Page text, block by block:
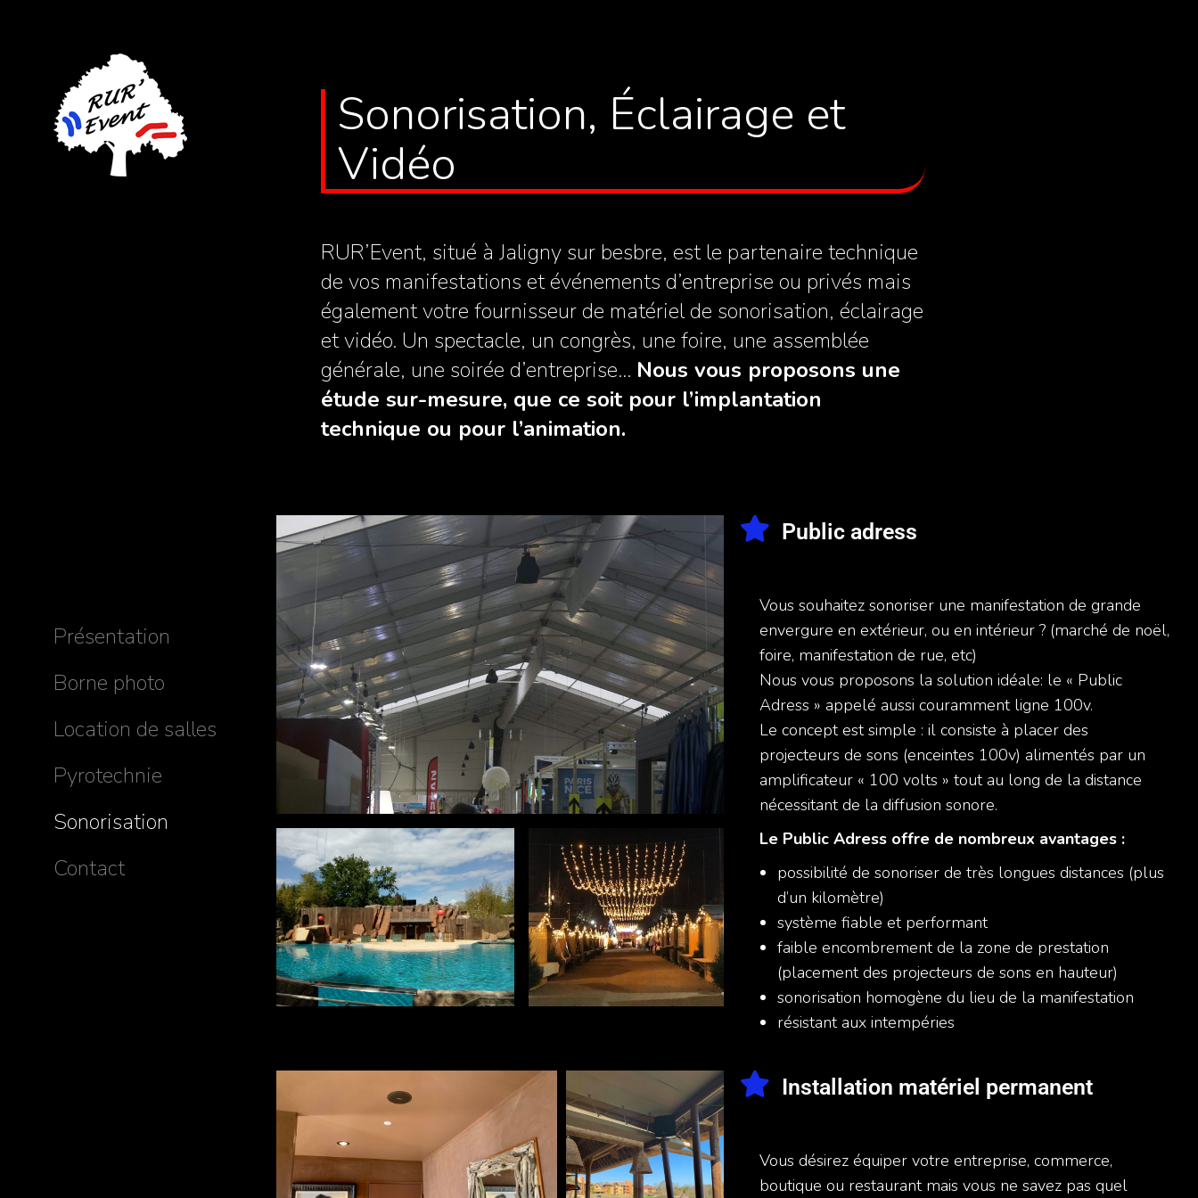
Présentation
Borne photo
Location de salles
Pyrotechnie
Sonorisation
Contact
Sonorisation, Éclairage et
Vidéo​
RUR’Event, situé à Jaligny sur besbre, est le partenaire technique
de vos manifestations et événements d’entreprise ou privés mais
également votre fournisseur de matériel de sonorisation, éclairage
et vidéo. Un spectacle, un congrès, une foire, une assemblée
générale, une soirée d’entreprise… Nous vous proposons une
étude sur-mesure, que ce soit pour l’implantation
technique ou pour l’animation.
Public adress
Vous souhaitez sonoriser une manifestation de grande
envergure en extérieur, ou en intérieur ? (marché de noël,
foire, manifestation de rue, etc)
Nous vous proposons la solution idéale: le « Public
Adress » appelé aussi couramment ligne 100v.
Le concept est simple : il consiste à placer des
projecteurs de sons (enceintes 100v) alimentés par un
amplificateur « 100 volts » tout au long de la distance
nécessitant de la diffusion sonore.
Le Public Adress offre de nombreux avantages :
possibilité de sonoriser de très longues distances (plus
d’un kilomètre)
système fiable et performant
faible encombrement de la zone de prestation
(placement des projecteurs de sons en hauteur)
sonorisation homogène du lieu de la manifestation
résistant aux intempéries
Installation matériel permanent
Vous désirez équiper votre entreprise, commerce,
boutique ou restaurant mais vous ne savez pas quel